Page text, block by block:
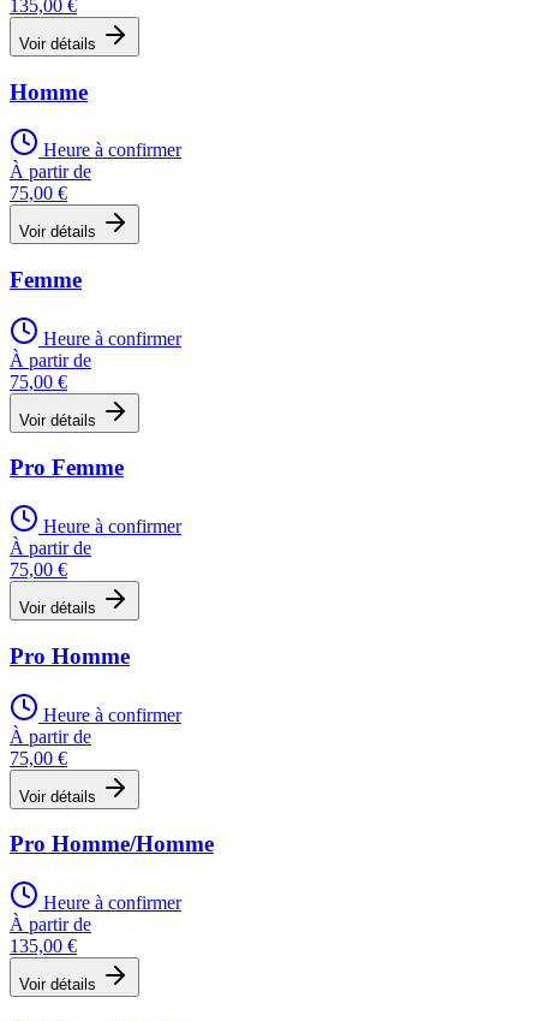
135,00 €
Voir détails
Homme
Heure à confirmer
À partir de
75,00 €
Voir détails
Femme
Heure à confirmer
À partir de
75,00 €
Voir détails
Pro Femme
Heure à confirmer
À partir de
75,00 €
Voir détails
Pro Homme
Heure à confirmer
À partir de
75,00 €
Voir détails
Pro Homme/Homme
Heure à confirmer
À partir de
135,00 €
Voir détails